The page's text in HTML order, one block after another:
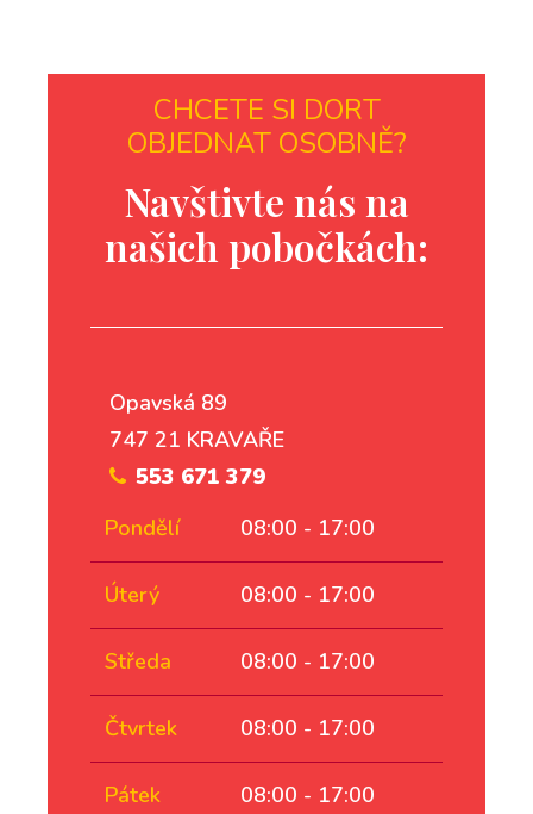
CHCETE SI DORT
OBJEDNAT OSOBNĚ?
Navštivte nás na
našich pobočkách:
Opavská 89
747 21 KRAVAŘE
553 671 379
Pondělí
08:00 - 17:00
Úterý 08:00 - 17:00
Středa 08:00 - 17:00
Čtvrtek 08:00 - 17:00
Pátek 08:00 - 17:00